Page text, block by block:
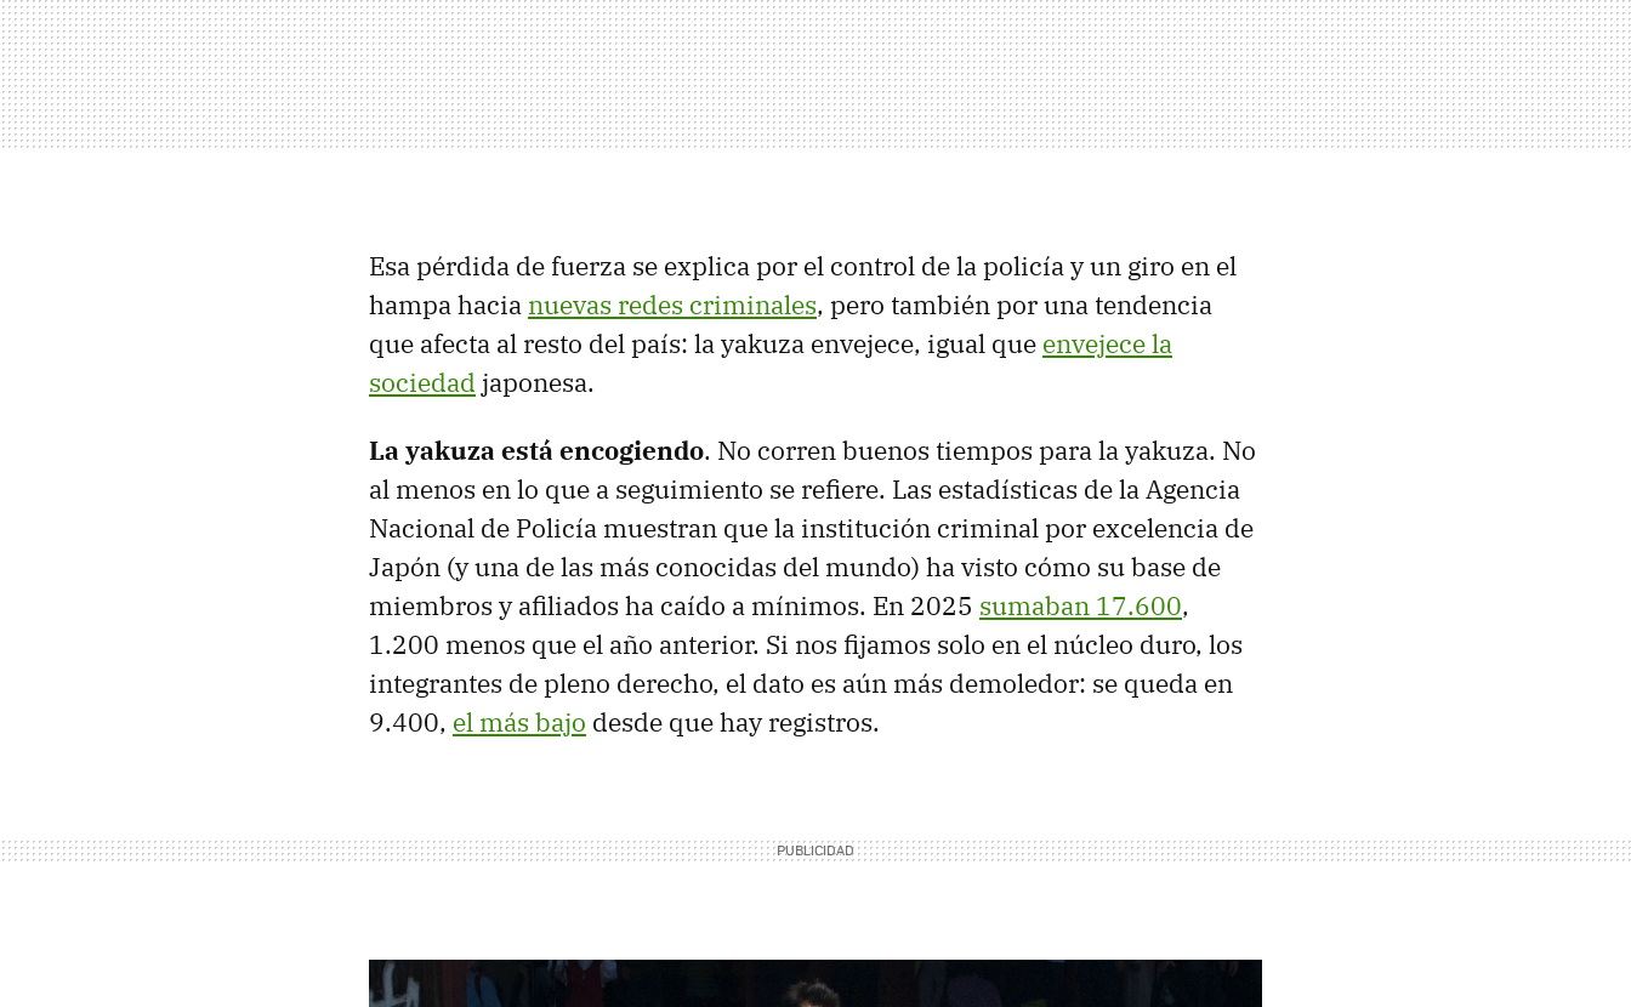
Esa pérdida de fuerza se explica por el control de la policía y un giro en el
hampa hacia nuevas redes criminales, pero también por una tendencia
que afecta al resto del país: la yakuza envejece, igual que envejece la
sociedad japonesa.
La yakuza está encogiendo. No corren buenos tiempos para la yakuza. No
al menos en lo que a seguimiento se refiere. Las estadísticas de la Agencia
Nacional de Policía muestran que la institución criminal por excelencia de
Japón (y una de las más conocidas del mundo) ha visto cómo su base de
miembros y afiliados ha caído a mínimos. En 2025 sumaban 17.600,
1.200 menos que el año anterior. Si nos fijamos solo en el núcleo duro, los
integrantes de pleno derecho, el dato es aún más demoledor: se queda en
9.400, el más bajo desde que hay registros.